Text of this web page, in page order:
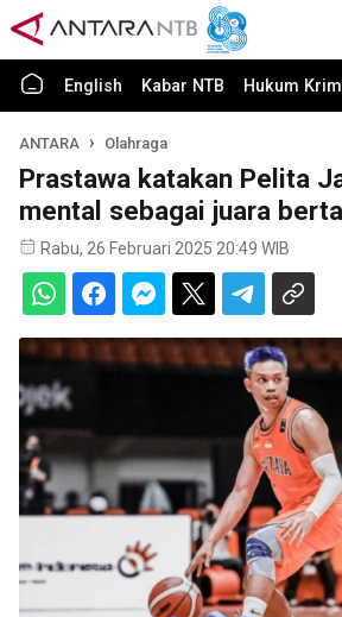
English Kabar NTB Hukum
ANTARA Olahraga
Prastawa katakan Pelita
mental sebagai juara
Rabu, 26 Februari 2025 20:49 WIB